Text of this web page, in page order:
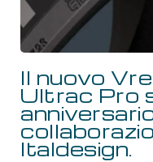
LAVORA
Il nuovo
Ultrac Pro
Italdesign.